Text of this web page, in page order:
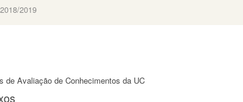
2019
de Avaliação de Conhecimentos da UC